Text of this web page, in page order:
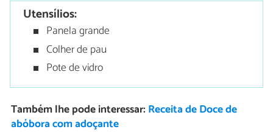
Utensílios:
Panela grande
Colher de pau
Pote de vidro
Também lhe pode interessar: Receita de Doce de
abóbora com adoçante